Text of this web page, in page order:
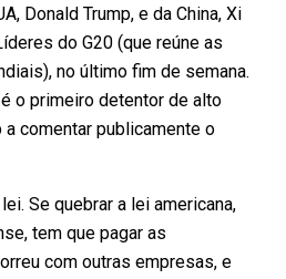
Donald Trump, e da China, Xi
do G20 (que reúne as
no último fim de semana.
o primeiro detentor de alto
a comentar publicamente o
Se quebrar a lei americana,
tem que pagar as
com outras empresas, e